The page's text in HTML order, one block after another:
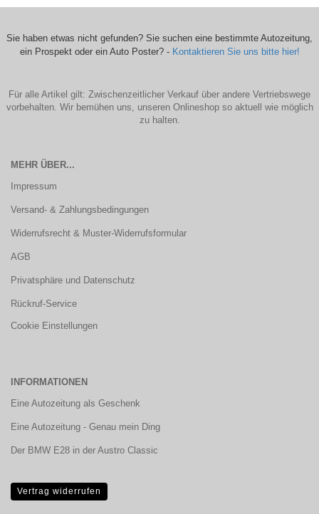
Sie haben etwas nicht gefunden? Sie suchen eine bestimmte Autozeitung,
ein Prospekt oder ein Auto Poster? - Kontaktieren Sie uns bitte hier!
Für alle Artikel gilt: Zwischenzeitlicher Verkauf über andere Vertriebswege
vorbehalten. Wir bemühen uns, unseren Onlineshop so aktuell wie möglich
zu halten.
MEHR ÜBER...
Impressum
Versand- & Zahlungsbedingungen
Widerrufsrecht & Muster-Widerrufsformular
AGB
Privatsphäre und Datenschutz
Rückruf-Service
Cookie Einstellungen
INFORMATIONEN
Eine Autozeitung als Geschenk
Eine Autozeitung - Genau mein Ding
Der BMW E28 in der Austro Classic
Vertrag widerrufen